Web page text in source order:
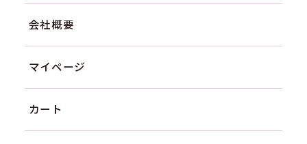
会社概要
マイページ
カート